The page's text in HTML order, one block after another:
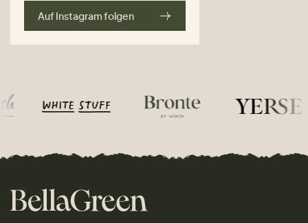
Auf Instagram folgen